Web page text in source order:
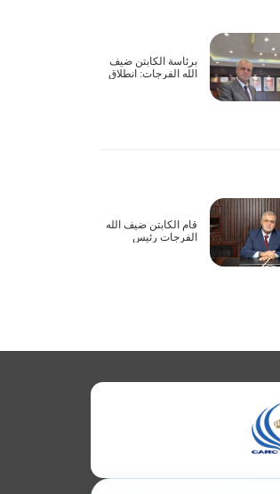
برئاسة الكابتن ضيف
الله الفرجات: انطلاق
قام الكابتن ضيف الله
الفرجات رئيس